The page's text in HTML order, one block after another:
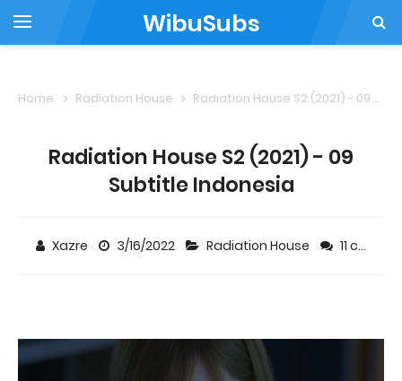
WibuSubs
Home Radiation House Radiation House S2 (2021) - 09 Subtitle Indonesia
Radiation House S2 (2021) - 09
Subtitle Indonesia
Xazre 3/16/2022 Radiation House 11 comments